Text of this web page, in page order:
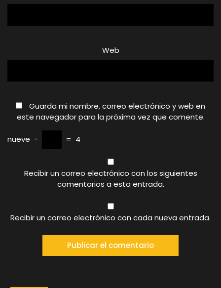
Web
Guarda mi nombre, correo electrónico y web en
este navegador para la próxima vez que comente.
nueve − = 4
Recibir un correo electrónico con los siguientes
comentarios a esta entrada.
Recibir un correo electrónico con cada nueva entrada.